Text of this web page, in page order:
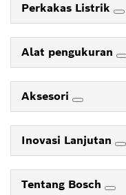
Perkakas Listrik
Alat pengukuran
Aksesori
Inovasi Lanjutan
Tentang Bosch